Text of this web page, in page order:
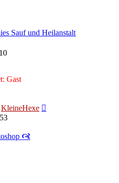
Sauf und Heilanstalt
Gast
KleineHexe
🙧